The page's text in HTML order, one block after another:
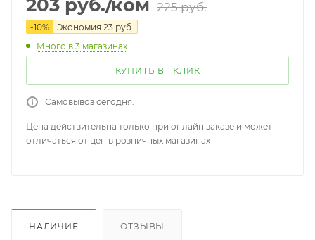
203 руб./ком 225руб.
-10% Экономия 23 руб.
Много в 3 магазинах
КУПИТЬ В 1 КЛИК
Самовывоз сегодня.
Цена действительна только при онлайн заказе и может
отличаться от цен в розничных магазинах
НАЛИЧИЕ ОТЗЫВЫ